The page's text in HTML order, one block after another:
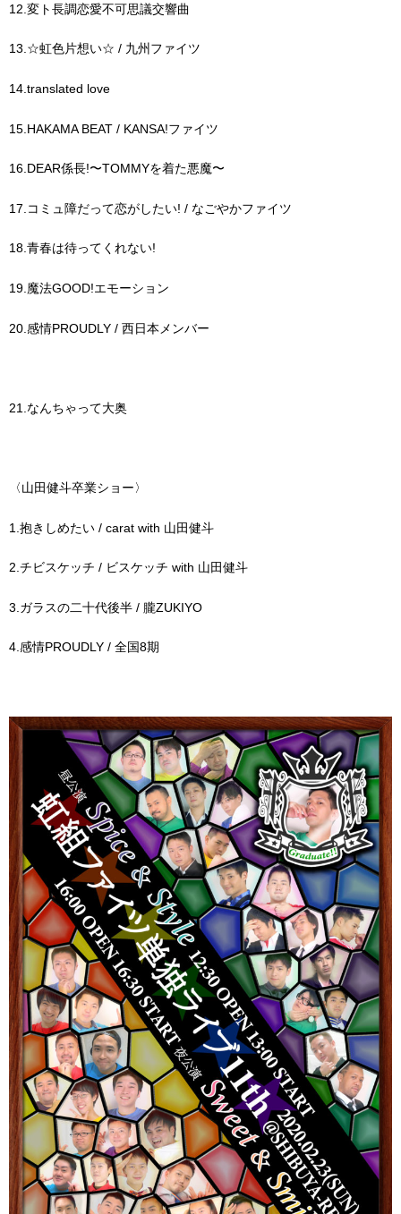
12.変ト長調恋愛不可思議交響曲
13.☆虹色片想い☆ / 九州ファイツ
14.translated love
15.HAKAMA BEAT / KANSA!ファイツ
16.DEAR係長!〜TOMMYを着た悪魔〜
17.コミュ障だって恋がしたい! / なごやかファイツ
18.青春は待ってくれない!
19.魔法GOOD!エモーション
20.感情PROUDLY / 西日本メンバー
21.なんちゃって大奥
〈山田健斗卒業ショー〉
1.抱きしめたい / carat with 山田健斗
2.チビスケッチ / ビスケッチ with 山田健斗
3.ガラスの二十代後半 / 朧ZUKIYO
4.感情PROUDLY / 全国8期